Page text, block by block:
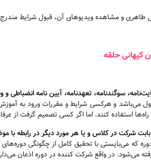
طاهری و مشاهده ویدیوهای آن، قبول شرایط مندرج
کیهانی حلقه
سوگندنامه، تعهدنامه، آیین نامه انضباطی و
می‌باشد و هرکسی شرایط و مقررات ورود به آموزش
راه‌ها استفاده کنند. اما اگر کسی تصمیم گرفت از
شرکت در کلاس و یا هر مورد دیگر در رابطه با
که می‌بایستی با تحقیق کامل از چگونگی
می‌شود. در واقع شرکت کننده در دوره اذعان